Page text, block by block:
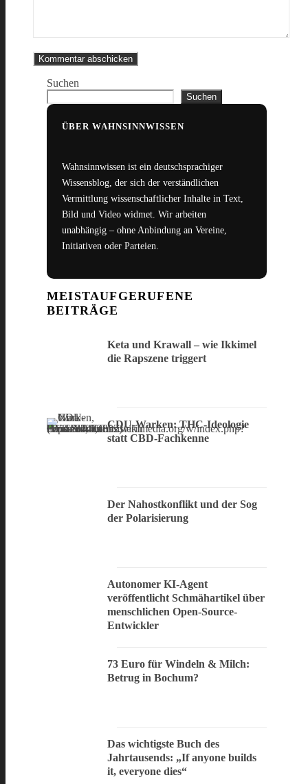
Suchen
Suchen
ÜBER WAHNSINNWISSEN
Wahnsinnwissen ist ein deutschsprachiger
Wissensblog, der sich der verständlichen
Vermittlung wissenschaftlicher Inhalte in Text,
Bild und Video widmet. Wir arbeiten
unabhängig – ohne Anbindung an Vereine,
Initiativen oder Parteien.
MEISTAUFGERUFENE
BEITRÄGE
Keta und Krawall – wie Ikkimel
die Rapszene triggert
CDU-Warken: THC-Ideologie
statt CBD-Fachkenne
Der Nahostkonflikt und der Sog
der Polarisierung
Autonomer KI-Agent
veröffentlicht Schmähartikel über
menschlichen Open-Source-
Entwickler
73 Euro für Windeln & Milch:
Betrug in Bochum?
Das wichtigste Buch des
Jahrtausends: „If anyone builds
it, everyone dies“